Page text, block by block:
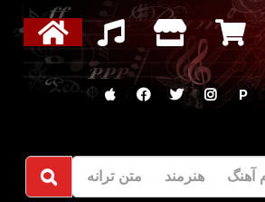
P
هنرمند متن ترانه